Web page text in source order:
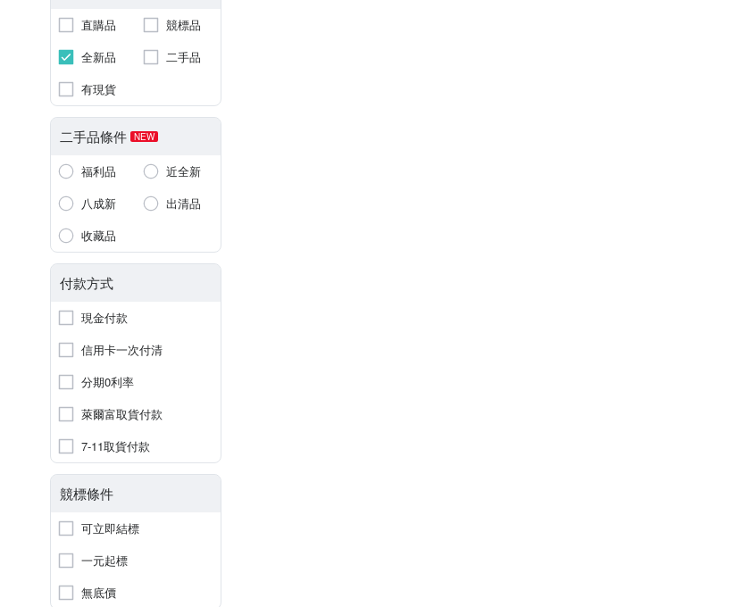
直購品
競標品
全新品
二手品
有現貨
二手品條件 NEW
福利品
近全新
八成新
出清品
收藏品
付款方式
現金付款
信用卡一次付清
分期0利率
萊爾富取貨付款
7-11取貨付款
競標條件
可立即結標
一元起標
無底價